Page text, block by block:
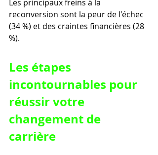
Les principaux freins à la
reconversion sont la peur de l'échec
(34 %) et des craintes financières (28
%).
Les étapes
incontournables pour
réussir votre
changement de
carrière